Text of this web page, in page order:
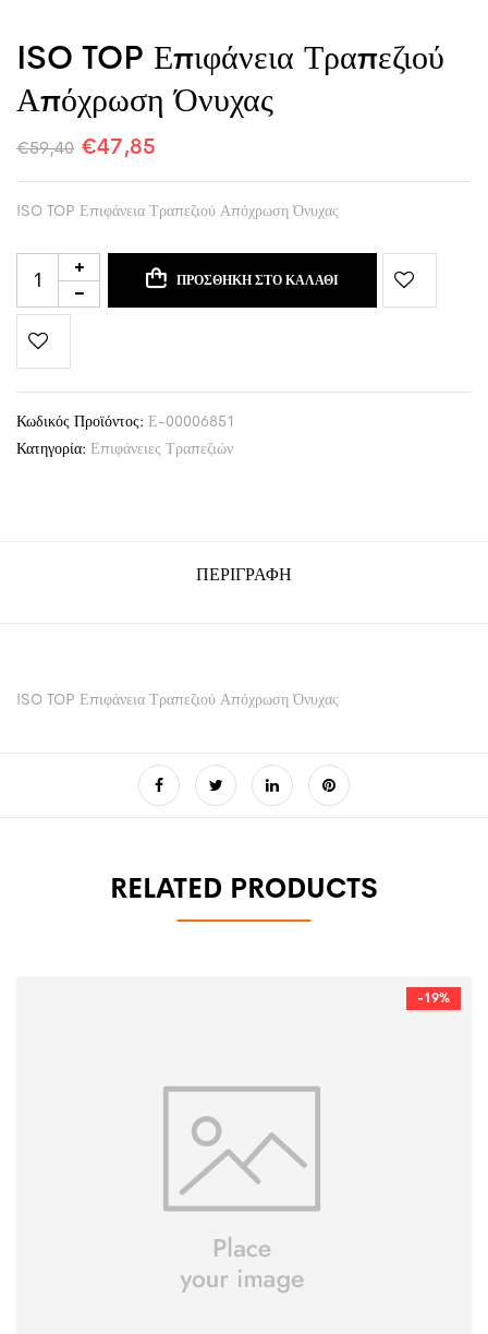
ISO TOP Επιφάνεια Τραπεζιού
Απόχρωση Όνυχας
€59,40 €47,85
ISO TOP Επιφάνεια Τραπεζιού Απόχρωση Όνυχας
ΠΡΟΣΘΉΚΗ ΣΤΟ ΚΑΛΆΘΙ
Κωδικός Προϊόντος: Ε-00006851
Κατηγορία: Επιφάνειες Τραπεζιών
ΠΕΡΙΓΡΑΦΉ
ISO TOP Επιφάνεια Τραπεζιού Απόχρωση Όνυχας
RELATED PRODUCTS
-19%